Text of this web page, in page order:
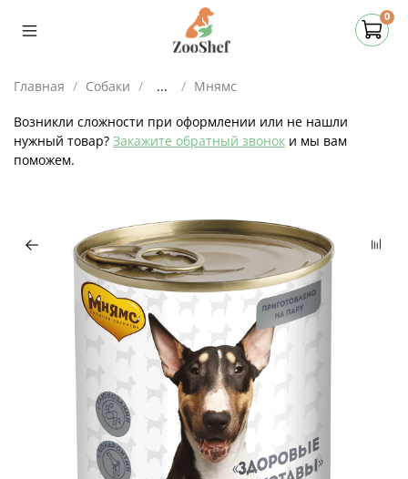
0
Главная Собаки ... Мнямс
Возникли сложности при оформлении или не нашли
нужный товар? Закажите обратный звонок и мы вам
поможем.